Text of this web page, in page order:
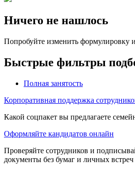
Ничего не нашлось
Попробуйте изменить формулировку
Быстрые фильтры
Полная занятость
Корпоративная поддержка
Какой соцпакет вы предлагаете
Оформляйте кандидатов онлайн
Проверяйте сотрудников и
документы без бумаг и личных встреч